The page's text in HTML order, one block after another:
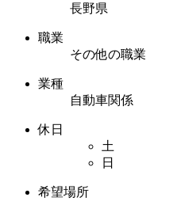
長野県
職業
その他の職業
業種
自動車関係
休日
土
日
希望場所